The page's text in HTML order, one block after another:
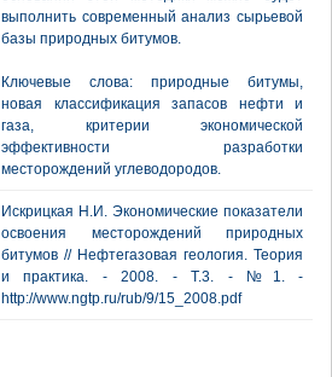
выполнить современный анализ сырьевой
базы природных битумов.
Ключевые слова: природные битумы,
новая классификация запасов нефти и
газа, критерии экономической
эффективности разработки
месторождений углеводородов.
Искрицкая Н.И. Экономические показатели
освоения месторождений природных
битумов // Нефтегазовая геология. Теория
и практика. - 2008. - Т.3. - №1. -
http://www.ngtp.ru/rub/9/15_2008.pdf